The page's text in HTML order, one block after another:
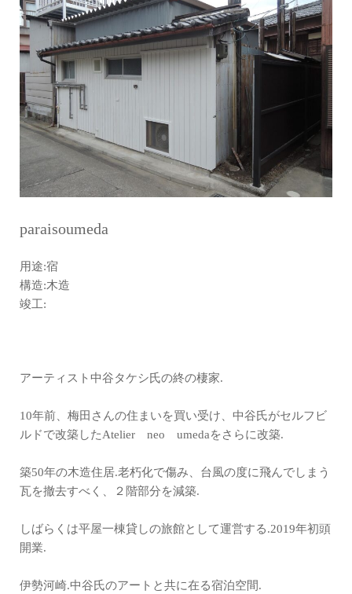
paraisoumeda
用途:宿
構造:木造
竣工:
アーティスト中谷タケシ氏の終の棲家.
10年前、梅田さんの住まいを買い受け、中谷氏がセルフビ
ルドで改築したAtelier neo umedaをさらに改築.
築50年の木造住居.老朽化で傷み、台風の度に飛んでしまう
瓦を撤去すべく、２階部分を減築.
しばらくは平屋一棟貸しの旅館として運営する.2019年初頭
開業.
伊勢河崎.中谷氏のアートと共に在る宿泊空間.